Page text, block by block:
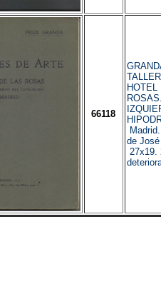
66118
HOTEL
de
27x19.